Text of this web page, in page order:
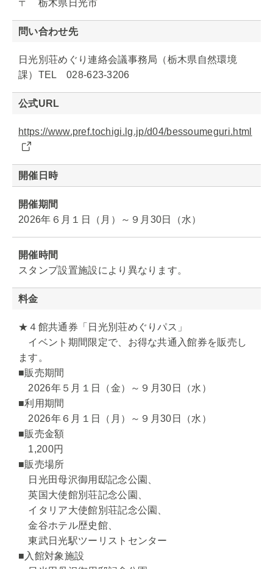
〒 栃木県日光市
問い合わせ先
日光別荘めぐり連絡会議事務局（栃木県自然環境
課）TEL 028-623-3206
公式URL
https://www.pref.tochigi.lg.jp/d04/bessoumeguri.html
開催日時
開催期間
2026年６月１日（月）～９月30日（水）
開催時間
スタンプ設置施設により異なります。
料金
★４館共通券「日光別荘めぐりパス」
イベント期間限定で、お得な共通入館券を販売し
ます。
■販売期間
2026年５月１日（金）～９月30日（水）
■利用期間
2026年６月１日（月）～９月30日（水）
■販売金額
1,200円
■販売場所
日光田母沢御用邸記念公園、
英国大使館別荘記念公園、
イタリア大使館別荘記念公園、
金谷ホテル歴史館、
東武日光駅ツーリストセンター
■入館対象施設